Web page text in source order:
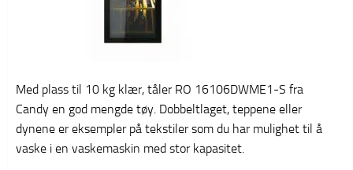
Med plass til 10 kg klær, tåler RO 16106DWME1-S fra
Candy en god mengde tøy. Dobbeltlaget, teppene eller
dynene er eksempler på tekstiler som du har mulighet til å
vaske i en vaskemaskin med stor kapasitet.